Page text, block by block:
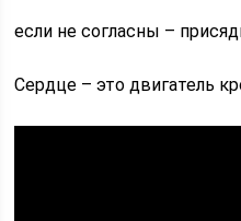
если не согласны –
Сердце – это двигатель